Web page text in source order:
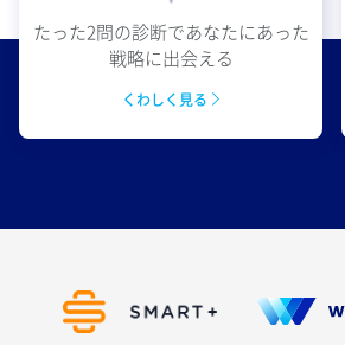
たった2問の診断であなたにあった
戦略に出会える
くわしく見る